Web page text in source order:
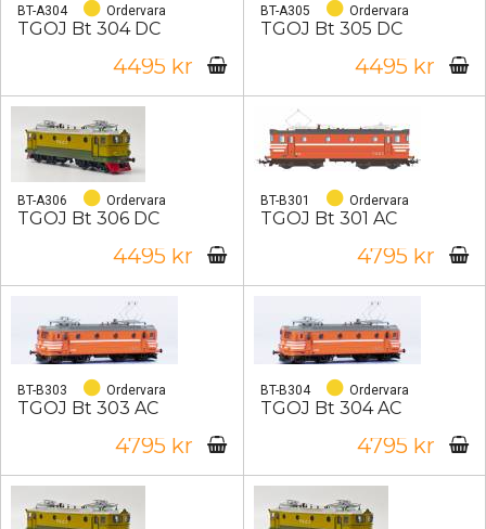
BT-A304 Ordervara
TGOJ Bt 304 DC
4495 kr
BT-A305 Ordervara
TGOJ Bt 305 DC
4495 kr
BT-A306 Ordervara
TGOJ Bt 306 DC
4495 kr
BT-B301 Ordervara
TGOJ Bt 301 AC
4795 kr
BT-B303 Ordervara
TGOJ Bt 303 AC
4795 kr
BT-B304 Ordervara
TGOJ Bt 304 AC
4795 kr